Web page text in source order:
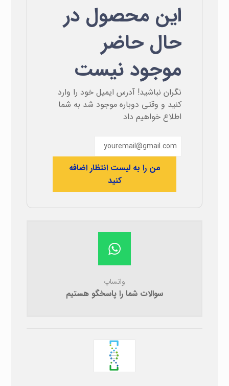
این محصول در
حال حاضر
موجود نیست
نگران نباشید! آدرس ایمیل خود را وارد
کنید و وقتی دوباره موجود شد به شما
اطلاع خواهیم داد
من را به لیست انتظار اضافه
کنید
واتساپ
سوالات شما را پاسخگو هستیم